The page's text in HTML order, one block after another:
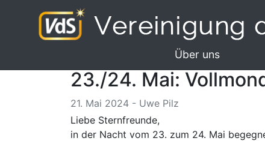
Über uns
23./24. Mai:
21. Mai 2024 - Uwe Pilz
Liebe Sternfreunde,
in der Nacht vom 23. zum 24. Mai